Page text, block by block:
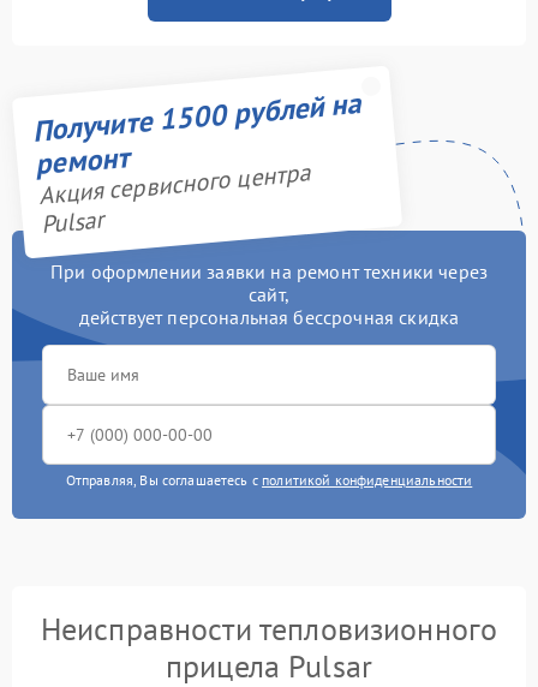
Получите 1500 рублей на
ремонт
Акция сервисного центра
Pulsar
При оформлении заявки на ремонт техники через
сайт,
действует персональная бессрочная скидка
Отправляя, Вы соглашаетесь с политикой конфиденциальности
Неисправности тепловизионного
прицела Pulsar